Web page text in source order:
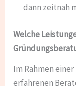
dann zeitnah
Welche
Im Rahmen
erfahrenen